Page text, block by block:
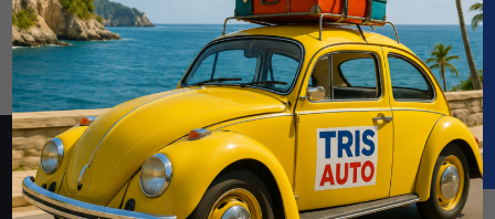
Argento
5-porte 1461cc 109CV / 80KW